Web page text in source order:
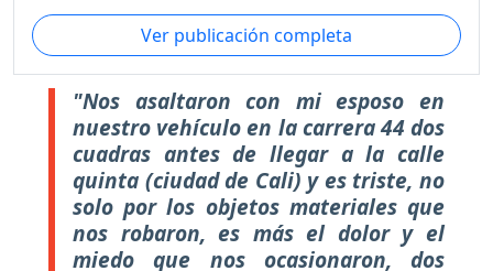
Ver publicación completa
"Nos asaltaron con mi esposo en
nuestro vehículo en la carrera 44 dos
cuadras antes de llegar a la calle
quinta (ciudad de Cali) y es triste, no
solo por los objetos materiales que
nos robaron, es más el dolor y el
miedo que nos ocasionaron, dos